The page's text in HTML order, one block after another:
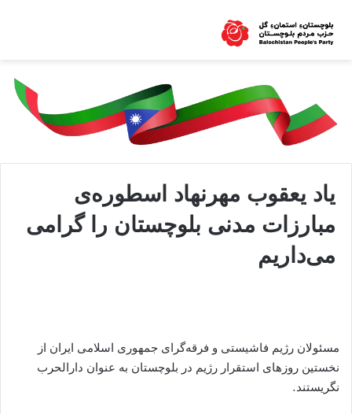
یاد یعقوب مهرنهاد اسطوره‌ی
مبارزات مدنی بلوچستان را گرامی
می‌داریم
مسئولان رژیم فاشیستی و فرقه‌گرای جمهوری اسلامی ايران از
نخستین روزهای استقرار رژیم در بلوچستان به عنوان دارالحرب
نگریستند.